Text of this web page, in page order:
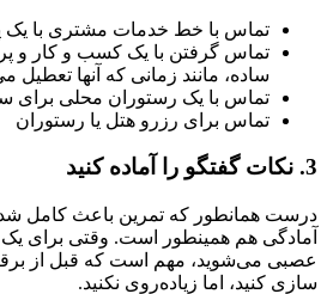
تماس با خط خدمات مشتری با یک
تماس گرفتن با یک کسب و کار و
ساده، مانند زمانی که آنها تعطیل
تماس با یک رستوران محلی برای
تماس برای رزرو هتل یا رستوران
3. نکات گفتگو را آماده کنید
درست همانطور که تمرین باعث کامل
آمادگی هم همینطور است. وقتی برای
عصبی می‌شوید، مهم است که قبل از
سازی کنید، اما زیاده‌روی نکنید.